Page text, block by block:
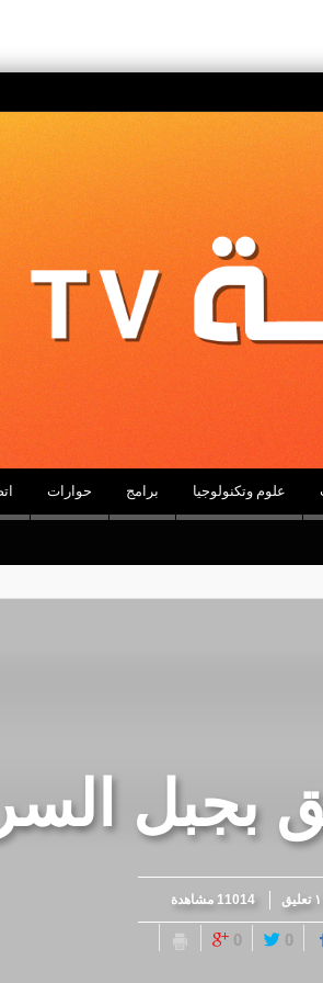
علوم وتكنولوجيا برامج حوارات
بجبل
١ تعليق 11014 مشاهدة
0
0